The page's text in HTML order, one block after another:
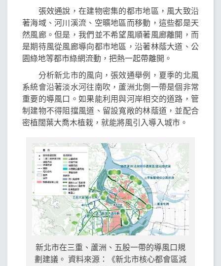
張效通說，在建物密集的都市地區，風大致沿
著海域、河川溪流、空曠地區而移動，這些都是天
然風廊。但是，我們並不希望風順著風廊離開，而
是期待風從風廊導向都市地區，沿著林蔭大道、公
園綠地等都市綠網流動，把熱一起帶離開。
分析新北市的風向，張效通舉例，夏季的北風
系統會沿著淡水河往南吹，蘆洲北側一帶是個非常
重要的導風口。如果能利用與河岸相交的道路，管
制建物不得阻擋風道、留設寬敞的林蔭道，並配合
密植闊葉大喬木植栽，就能將風引入導入城市。
新北市在三重、蘆洲、五股一帶的導風口規
劃建議。 資料來源：《新北市核心都會區減